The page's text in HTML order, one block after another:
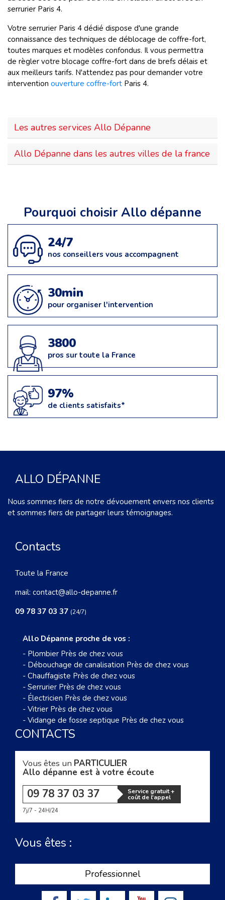
serrurier Paris 4.
Votre serrurier Paris 4 dédié dispose d'une grande
connaissance des techniques de déblocage de coffre-fort,
toutes marques et modèles confondus. Il vous permettra
de règler votre blocage coffre-fort dans de brefs délais et
aux meilleurs tarifs. N'attendez pas pour demander votre
intervention ouverture coffre-fort Paris 4.
Les autres services Allo Dépanne
Allo Dépanne dans les autres villes de la france
Pourquoi choisir Allo dépanne
24/7
nos conseillers vous accompagnent
30min
pour organiser l'intervention
3800
pros sur toute la France
97%
de clients satisfaits*
ALLO DÉPANNE
Nous sommes fiers de notre dévouement envers nos clients
et sommes fiers de partager leurs témoignages.
Contacts
Toute la France
mail: contact@allo-depanne.fr
09 78 37 03 37 (24/7)
Allo Dépanne proche de vos :
- Plombier Près de chez vous
- Débouchage de canalisation Près de chez vous
- Chauffagiste Près de chez vous
- Serrurier Près de chez vous
- Électricien Près de chez vous
- Vitrier Près de chez vous
- Vidange de fosse septique Près de chez vous
CONTACTS
Vous êtes un PARTICULIER
Allo dépanne est à votre écoute
09 78 37 03 37 Service gratuit +
coût de l'appel
7j/7 - 24H/24
Vous êtes :
Professionnel